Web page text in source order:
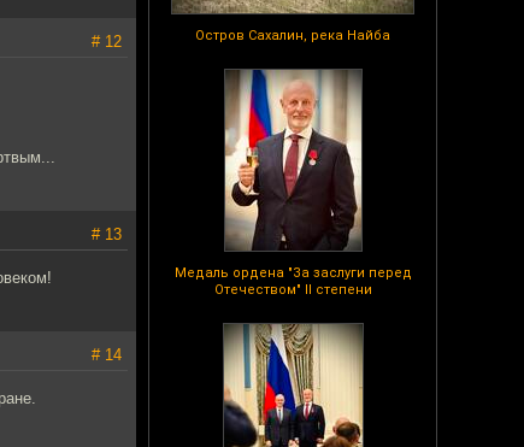
Остров Сахалин, река Найба
Медаль ордена "За заслуги перед
Отечеством" II степени
# 12
# 13
# 14